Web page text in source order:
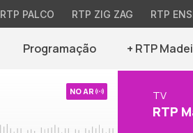
RTP PALCO RTP ZIG ZAG RTP
Programação + RTP
NO AR TV
RTP